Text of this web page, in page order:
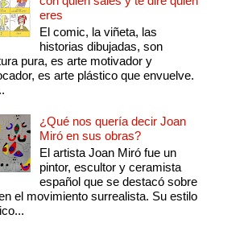
eres
El comic, la viñeta, las
historias dibujadas, son
pura, es arte motivador y
es arte plástico que envuelve.
¿Qué nos quería decir Joan
Miró en sus obras?
El artista Joan Miró fue un
pintor, escultor y ceramista
español que se destacó sobre
el movimiento surrealista. Su estilo